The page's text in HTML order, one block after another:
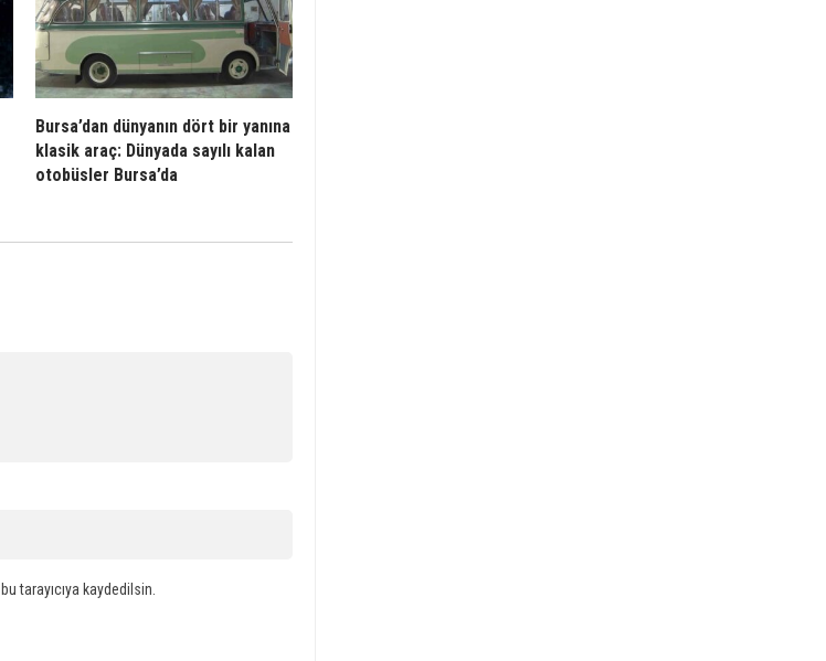
Bursa’dan dünyanın dört bir yanına
klasik araç: Dünyada sayılı kalan
otobüsler Bursa’da
tarayıcıya kaydedilsin.